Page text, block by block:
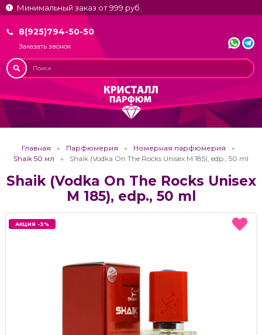
Минимальный заказ от 999 руб.
8(925)794-50-50
Заказать звонок
Главная Парфюмерия
Номерная парфюмерия
Shaik 50 мл
Shaik (Vodka On The Rocks Unisex M 185), edp., 50 ml
Shaik (Vodka On The Rocks Unisex
M 185), edp., 50 ml
АКЦИЯ -3%
АКЦИЯ -3%